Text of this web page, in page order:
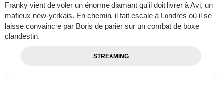
Franky vient de voler un énorme diamant qu'il doit livrer à Avi, un
mafieux new-yorkais. En chemin, il fait escale à Londres où il se
laisse convaincre par Boris de parier sur un combat de boxe
clandestin.
STREAMING